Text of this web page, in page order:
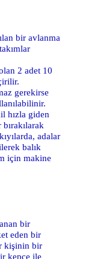
bir avlanma
2 adet 10
gerekirse
hızla giden
adalar
balık
için makine
bir
eden bir
kişinin bir
kepçe ile